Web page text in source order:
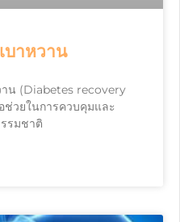
บาหวาน
น (Diabetes recovery
วยในการควบคุมและ
รมชาติ